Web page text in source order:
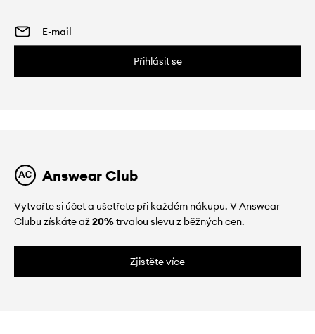
Přihlásit se
Answear Club
Vytvořte si účet a ušetřete při každém nákupu. V Answear
Clubu získáte až20%trvalou slevu z běžných cen.
Zjistěte více